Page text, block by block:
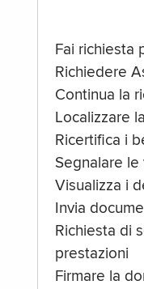
Fai richiesta
Richiedere
Continua la
Localizzare
Ricertifica i
Segnalare le
Visualizza i
Invia
Richiesta di
prestazioni
Firmare la